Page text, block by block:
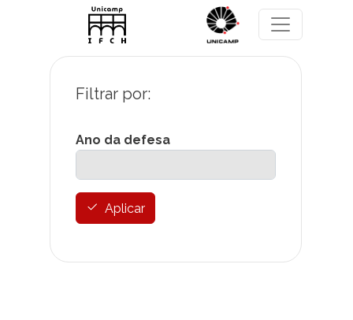
Skip to main content
Ano da defesa
Aplicar